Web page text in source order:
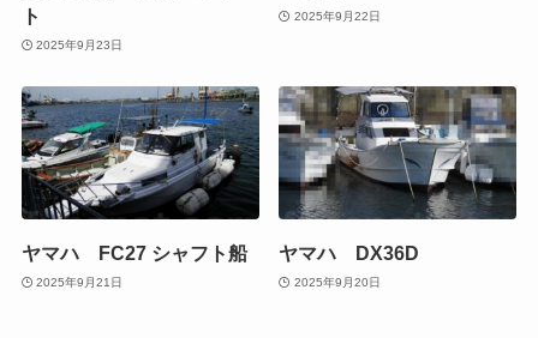
ト
2025年9月23日
2025年9月22日
ヤマハ FC27 シャフト船
2025年9月21日
ヤマハ DX36D
2025年9月20日